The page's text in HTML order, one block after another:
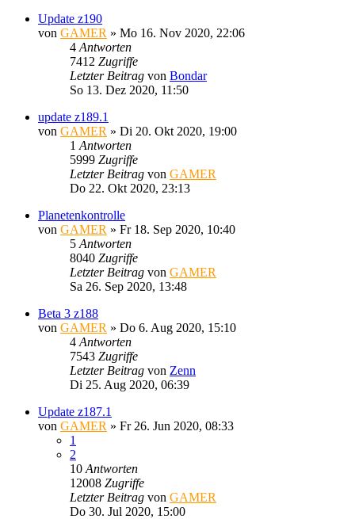
Update z190
von GAMER » Mo 16. Nov 2020, 22:06
4 Antworten
7412 Zugriffe
Letzter Beitrag von Bondar
So 13. Dez 2020, 11:50
update z189.1
von GAMER » Di 20. Okt 2020, 19:00
1 Antworten
5999 Zugriffe
Letzter Beitrag von GAMER
Do 22. Okt 2020, 23:13
Planetenkontrolle
von GAMER » Fr 18. Sep 2020, 10:40
5 Antworten
8040 Zugriffe
Letzter Beitrag von GAMER
Sa 26. Sep 2020, 13:48
Beta 3 z188
von GAMER » Do 6. Aug 2020, 15:10
4 Antworten
7543 Zugriffe
Letzter Beitrag von Zenn
Di 25. Aug 2020, 06:39
Update z187.1
von GAMER » Fr 26. Jun 2020, 08:33
1
2
10 Antworten
12008 Zugriffe
Letzter Beitrag von GAMER
Do 30. Jul 2020, 15:00